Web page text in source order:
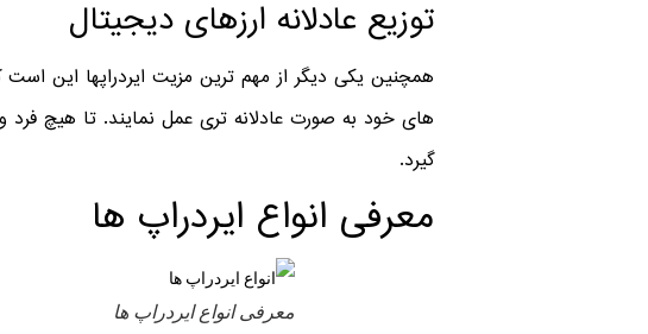
توزیع عادلانه ارزهای دیجیتال
همچنین یکی دیگر از مهم ترین مزیت ایردراپها این
های خود به صورت عادلانه تری عمل نمایند. تا هیچ فرد
گیرد.
معرفی انواع ایردراپ ها
معرفی انواع ایردراپ ها